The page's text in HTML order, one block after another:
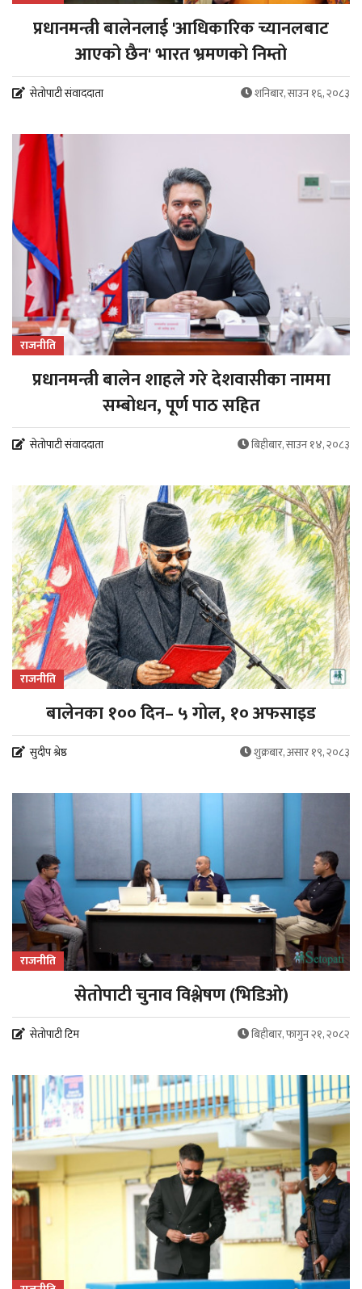
प्रधानमन्त्री बालेनलाई 'आधिकारिक च्यानलबाट
आएको छैन' भारत भ्रमणको निम्तो
सेतोपाटी संवाददाता शनिबार, साउन १६, २०८३
राजनीति
प्रधानमन्त्री बालेन शाहले गरे देशवासीका नाममा
सम्बोधन, पूर्ण पाठ सहित
सेतोपाटी संवाददाता बिहीबार, साउन १४, २०८३
राजनीति
बालेनका १०० दिन– ५ गोल, १० अफसाइड
सुदीप श्रेष्ठ शुक्रबार, असार १९, २०८३
राजनीति
सेतोपाटी चुनाव विश्लेषण (भिडिओ)
सेतोपाटी टिम बिहीबार, फागुन २१, २०८२